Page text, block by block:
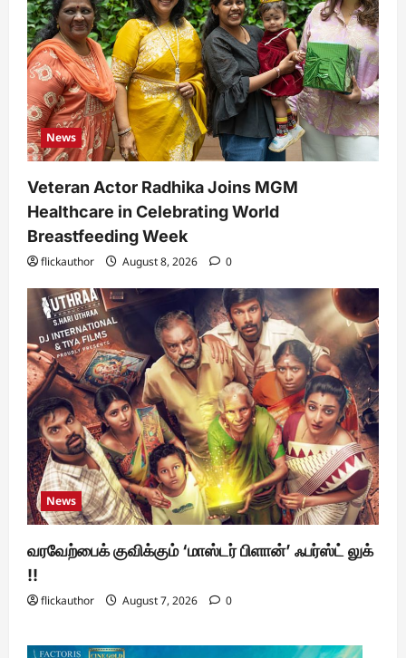
News
Veteran Actor Radhika Joins MGM
Healthcare in Celebrating World
Breastfeeding Week
flickauthor August 8, 2026 0
News
வரவேற்பைக் குவிக்கும் ‘மாஸ்டர் பிளான்’ ஃபர்ஸ்ட் லுக்
!!
flickauthor August 7, 2026 0